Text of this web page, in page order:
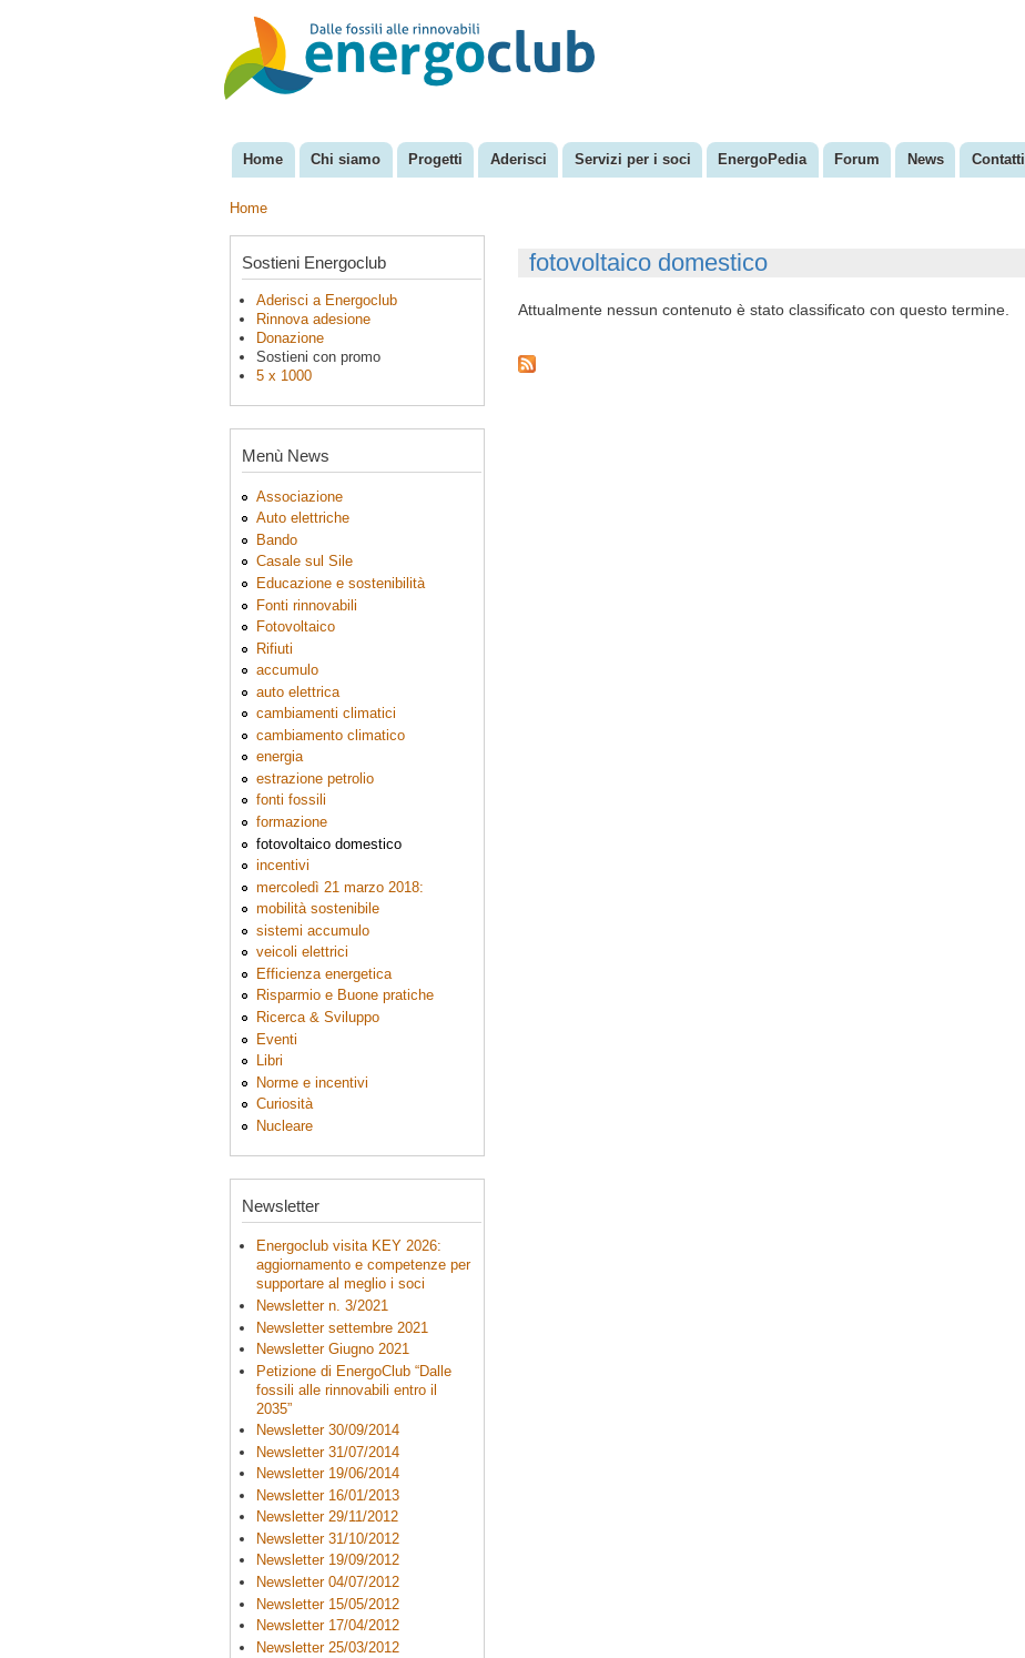
EnergoClub
per la
riconversione
del sistema
Menu principale
Home Chi siamo Progetti Aderisci Servizi per i soci EnergoPedia Forum News Contatti
Home
Sostieni Energoclub
Aderisci a Energoclub
Rinnova adesione
Donazione
Sostieni con promo
5 x 1000
Menù News
Associazione
Auto elettriche
Bando
Casale sul Sile
Educazione e sostenibilità
Fonti rinnovabili
Fotovoltaico
Rifiuti
accumulo
auto elettrica
cambiamenti climatici
cambiamento climatico
energia
estrazione petrolio
fonti fossili
formazione
fotovoltaico domestico
incentivi
mercoledì 21 marzo 2018:
mobilità sostenibile
sistemi accumulo
veicoli elettrici
Efficienza energetica
Risparmio e Buone pratiche
Ricerca & Sviluppo
Eventi
Libri
Norme e incentivi
Curiosità
Nucleare
Newsletter
Energoclub visita KEY 2026:
aggiornamento e competenze per
supportare al meglio i soci
Newsletter n. 3/2021
Newsletter settembre 2021
Newsletter Giugno 2021
Petizione di EnergoClub “Dalle
fossili alle rinnovabili entro il
2035”
Newsletter 30/09/2014
Newsletter 31/07/2014
Newsletter 19/06/2014
Newsletter 16/01/2013
Newsletter 29/11/2012
Newsletter 31/10/2012
Newsletter 19/09/2012
Newsletter 04/07/2012
Newsletter 15/05/2012
Newsletter 17/04/2012
Newsletter 25/03/2012
fotovoltaico domestico
Attualmente nessun contenuto è stato classificato con questo termine.